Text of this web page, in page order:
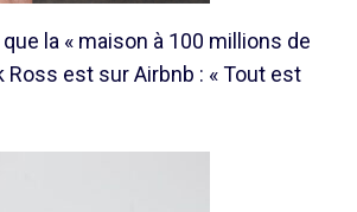
la « maison à 100 millions de
Ross est sur Airbnb : « Tout est